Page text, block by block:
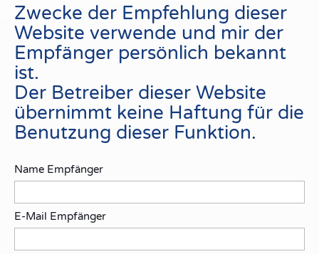
Zwecke der Empfehlung dieser
Website verwende und mir der
Empfänger persönlich bekannt
ist.
Der Betreiber dieser Website
übernimmt keine Haftung für die
Benutzung dieser Funktion.
Name Empfänger
E-Mail Empfänger